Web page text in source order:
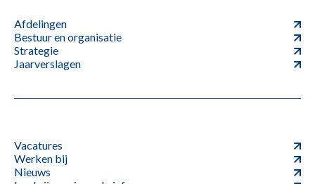
Afdelingen
Bestuur en organisatie
Strategie
Jaarverslagen
Vacatures
Werken bij
Nieuws